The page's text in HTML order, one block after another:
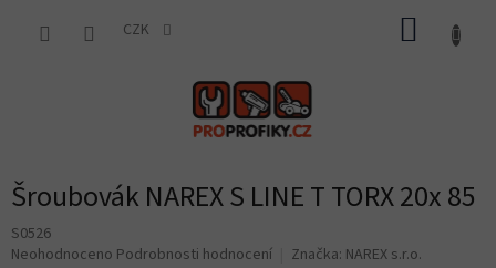
CZK
Šroubovák NAREX S LINE T TORX 20x 85
S0526
Průměrné
Neohodnoceno Podrobnosti hodnocení Značka: NAREX s.r.o.